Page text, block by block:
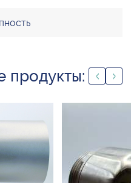
продукты: